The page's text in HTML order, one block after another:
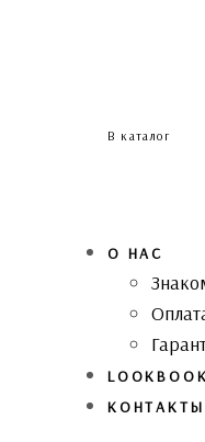
В каталог
О НАС
LOOKBOOK
КОНТАКТЫ